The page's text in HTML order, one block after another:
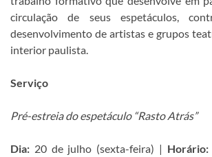
circulação de seus espetáculos,
desenvolvimento de artistas e grupos
interior paulista.
Serviço
Pré-estreia do espetáculo “Rasto Atrás”
Dia: 20 de julho (sexta-feira) | Horário: